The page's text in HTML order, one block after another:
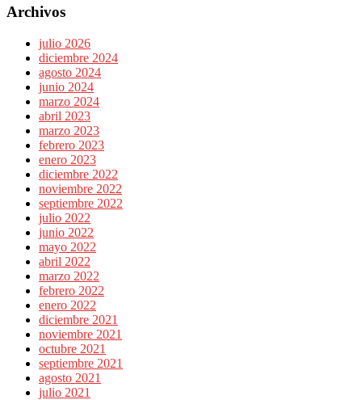
Archivos
julio 2026
diciembre 2024
agosto 2024
junio 2024
marzo 2024
abril 2023
marzo 2023
febrero 2023
enero 2023
diciembre 2022
noviembre 2022
septiembre 2022
julio 2022
junio 2022
mayo 2022
abril 2022
marzo 2022
febrero 2022
enero 2022
diciembre 2021
noviembre 2021
octubre 2021
septiembre 2021
agosto 2021
julio 2021